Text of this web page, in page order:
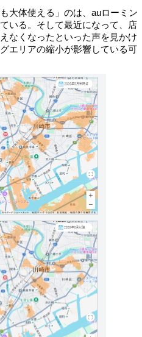
大体使える」のは、auローミン
いる。そして最近になって、店
なくなったといった声を見かけ
エリアの縮小が影響している可